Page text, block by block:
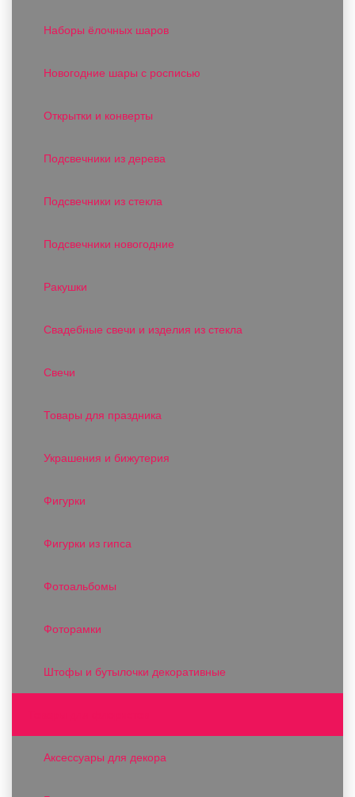
Наборы ёлочных шаров
Новогодние шары с росписью
Открытки и конверты
Подсвечники из дерева
Подсвечники из стекла
Подсвечники новогодние
Ракушки
Свадебные свечи и изделия из стекла
Свечи
Товары для праздника
Украшения и бижутерия
Фигурки
Фигурки из гипса
Фотоальбомы
Фоторамки
Штофы и бутылочки декоративные
Аксессуары для декора